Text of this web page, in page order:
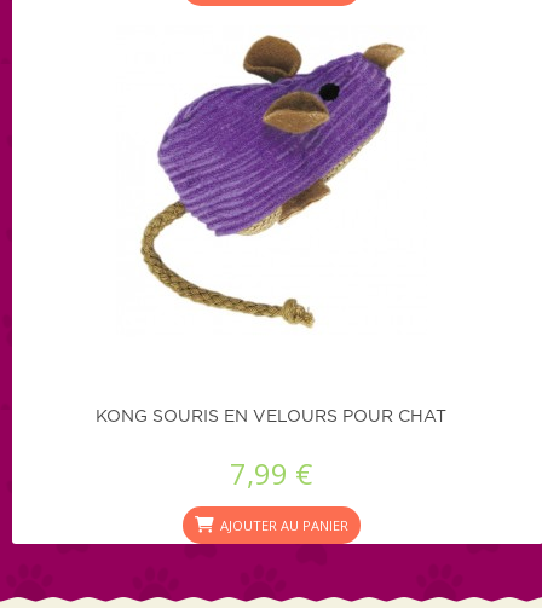
KONG SOURIS EN VELOURS POUR CHAT
7,99 €
AJOUTER AU PANIER